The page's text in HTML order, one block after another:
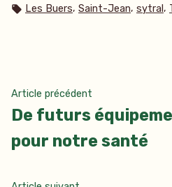
Étiquettes :
Les Buers, Saint-Jean, sytral ,
Navigation
de
l’article
Article précédent
précédent :
De futurs
pour notre santé